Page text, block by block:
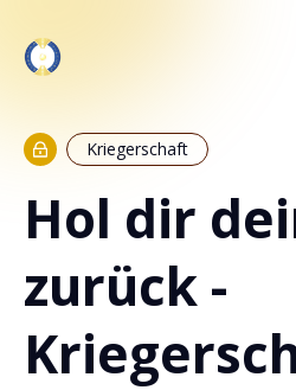
Kriegerschaft
Hol dir
zurück -